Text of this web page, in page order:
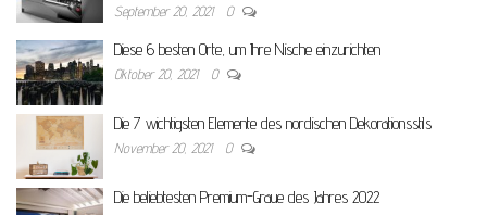
September 20, 2021 0
Diese 6 besten Orte, um Ihre Nische einzurichten
Oktober 20, 2021 0
Die 7 wichtigsten Elemente des nordischen Dekorationsstils
November 20, 2021 0
Die beliebtesten Premium-Graue des Jahres 2022